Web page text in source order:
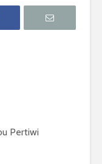
Pertiwi